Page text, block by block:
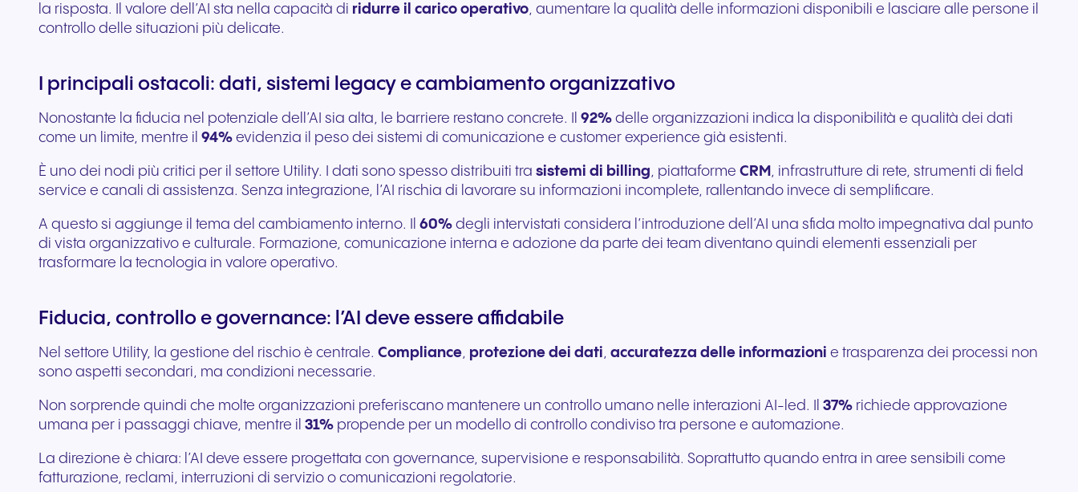
la risposta. Il valore dell’AI sta nella capacità di ridurre il carico operativo, aumentare la qualità delle informazioni disponibili e lasciare alle persone il
controllo delle situazioni più delicate.
I principali ostacoli: dati, sistemi legacy e cambiamento organizzativo
Nonostante la fiducia nel potenziale dell’AI sia alta, le barriere restano concrete. Il 92% delle organizzazioni indica la disponibilità e qualità dei dati
come un limite, mentre il 94% evidenzia il peso dei sistemi di comunicazione e customer experience già esistenti.
È uno dei nodi più critici per il settore Utility. I dati sono spesso distribuiti tra sistemi di billing, piattaforme CRM , infrastrutture di rete, strumenti di field
service e canali di assistenza. Senza integrazione, l’AI rischia di lavorare su informazioni incomplete, rallentando invece di semplificare.
A questo si aggiunge il tema del cambiamento interno. Il 60% degli intervistati considera l’introduzione dell’AI una sfida molto impegnativa dal punto
di vista organizzativo e culturale. Formazione, comunicazione interna e adozione da parte dei team diventano quindi elementi essenziali per
trasformare la tecnologia in valore operativo.
Fiducia, controllo e governance: l’AI deve essere affidabile
Nel settore Utility, la gestione del rischio è centrale. Compliance, protezione dei dati, accuratezza delle informazioni e trasparenza dei processi non
sono aspetti secondari, ma condizioni necessarie.
Non sorprende quindi che molte organizzazioni preferiscano mantenere un controllo umano nelle interazioni AI-led. Il 37% richiede approvazione
umana per i passaggi chiave, mentre il 31% propende per un modello di controllo condiviso tra persone e automazione.
La direzione è chiara: l’AI deve essere progettata con governance, supervisione e responsabilità. Soprattutto quando entra in aree sensibili come
fatturazione, reclami, interruzioni di servizio o comunicazioni regolatorie.